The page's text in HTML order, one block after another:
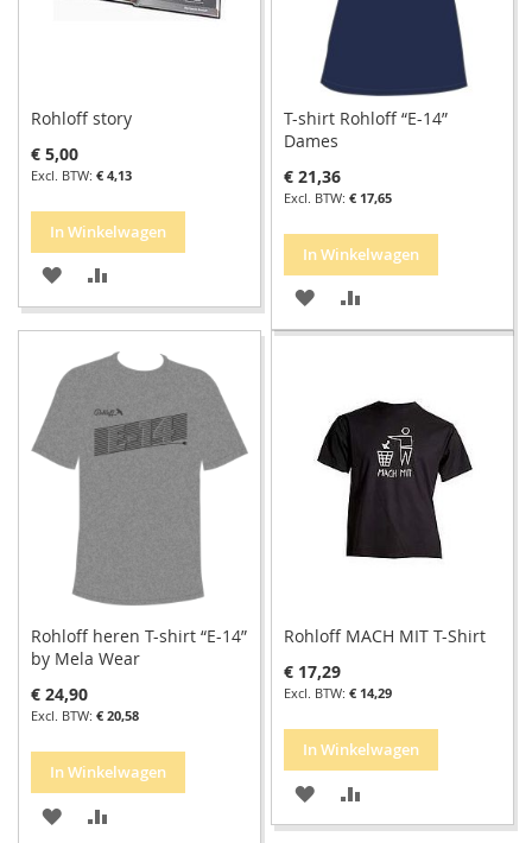
Rohloff story
€ 5,00
€ 4,13
In Winkelwagen
VOEG
TOE
AAN
OM
TE
VERGELIJKEN
T-shirt Rohloff “E-14”
Dames
€ 21,36
€ 17,65
In Winkelwagen
VOEG
TOE
VERLANGLIJST
OM
VERGELIJKEN
Rohloff heren T-shirt “E-14”
by Mela Wear
€ 24,90
€ 20,58
In Winkelwagen
VOEG
Rohloff MACH MIT T-Shirt
€ 17,29
€ 14,29
In Winkelwagen
VOEG
TOE OM